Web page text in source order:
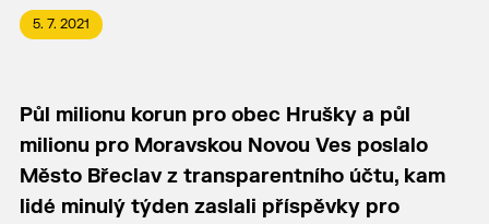
5. 7. 2021
Půl milionu korun pro obec Hrušky a půl
milionu pro Moravskou Novou Ves poslalo
Město Břeclav z transparentního účtu, kam
lidé minulý týden zaslali příspěvky pro